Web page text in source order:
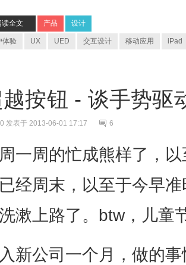
读全文 产品 设计
体验 UX UED 交互设计 移动应用 iPad
越按钮 - 谈手势
发表于 2013-06-01 17:17 6
一周的忙成熊样了，
经周末，以至于今早
漱上路了。btw，儿童
新公司一个月，做的